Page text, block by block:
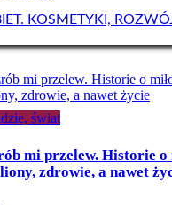
świat
mi przelew. Historie o
zdrowie, a nawet